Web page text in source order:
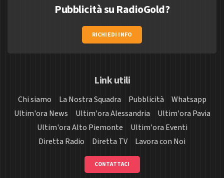
Pubblicità su RadioGold?
RICHIEDI INFO
Link utili
Chi siamo La Nostra Squadra Pubblicità
Whatsapp
Ultim'ora News
Ultim'ora Alessandria
Ultim'ora Pavia
Ultim'ora Alto Piemonte
Ultim'ora Eventi
Diretta Radio
Diretta TV Lavora con Noi
CONTATTACI